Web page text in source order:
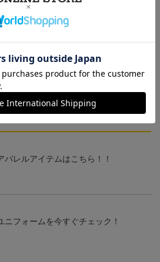
27シーズン 明治安
リーグ]ベビーユニフ
ム上下セット(FP1st
イン)
円
[2026/27シーズン 明治安
小型犬用(FP1stデザイン)
パレルアイテムはこちら！！
ニフォームを今すぐチェック！